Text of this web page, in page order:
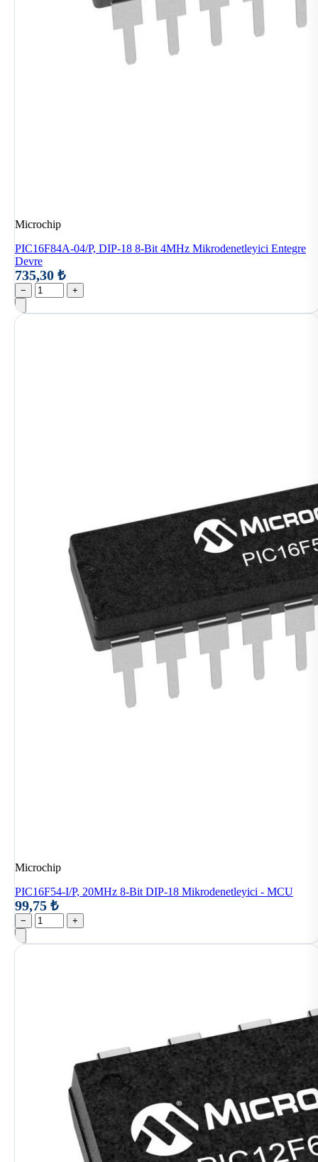
Microchip
PIC16F84A-04/P, DIP-18 8-Bit 4MHz Mikrodenetleyici Entegre
Devre
735,30 ₺
− +
Microchip
PIC16F54-I/P, 20MHz 8-Bit DIP-18 Mikrodenetleyici - MCU
99,75 ₺
− +